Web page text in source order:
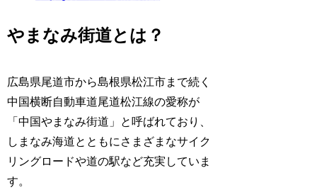
やまなみ街道とは？
広島県尾道市から島根県松江市まで続く
中国横断自動車道尾道松江線の愛称が
「中国やまなみ街道」と呼ばれており、
しまなみ海道とともにさまざまなサイク
リングロードや道の駅など充実していま
す。